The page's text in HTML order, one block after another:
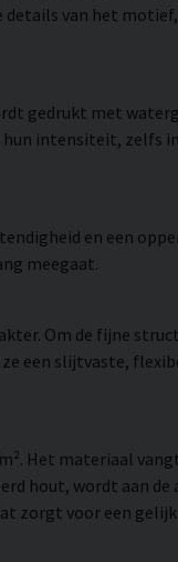
van het
gedrukt met
hun intensiteit, zelfs
en een
meegaat.
Om de fijne
een slijtvaste,
Het materiaal
hout, wordt aan
zorgt voor een